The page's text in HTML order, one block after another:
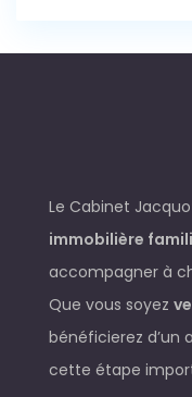
Le Cabinet
immobilière
accompagner à
Que vous soyez
bénéficierez
cette étape